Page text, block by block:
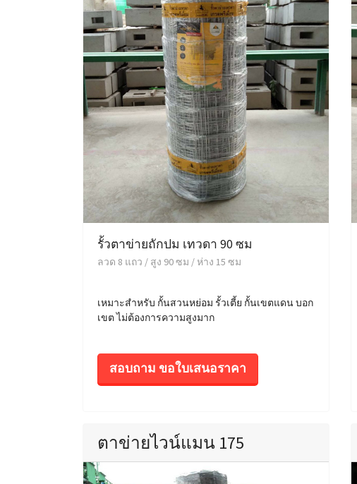
รั้วตาข่ายถักปม เทวดา 90 ซม
ลวด 8 แถว / สูง 90 ซม / ห่าง 15 ซม
เหมาะสำหรับ กั้นสวนหย่อม รั้วเตี้ย กั้นเขตแดน บอก
เขต ไม่ต้องการความสูงมาก
สอบถาม ขอใบเสนอราคา
ตาข่ายไวน์แมน 175